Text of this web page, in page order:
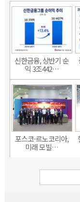
신한금융, 상반기 순
익 3조442…
포스코-르노코리아,
미래 모빌…